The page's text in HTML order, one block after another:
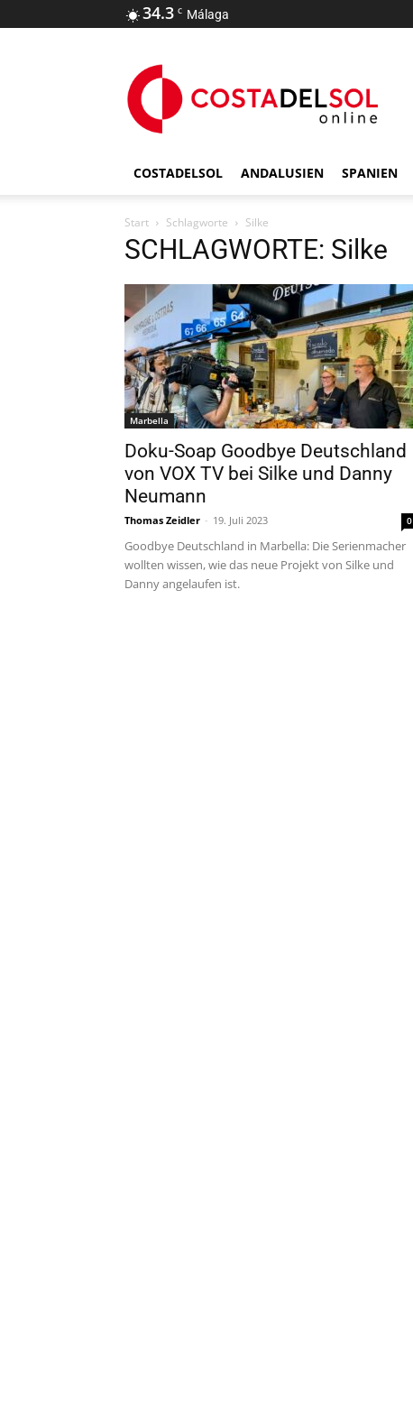
34.3 C Málaga
COSTADELSOL ANDALUSIEN SPANIEN
Start Schlagworte Silke
SCHLAGWORTE: Silke
Marbella
Doku-Soap Goodbye Deutschland
von VOX TV bei Silke und Danny
Neumann
Thomas Zeidler - 19. Juli 2023 0
Goodbye Deutschland in Marbella: Die Serienmacher
wollten wissen, wie das neue Projekt von Silke und
Danny angelaufen ist.